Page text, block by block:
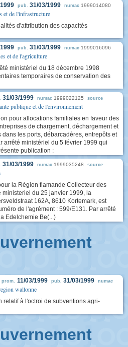
pub. 31/03/1999 numac 1999014080
et de l'infrastructure
d'attribution des capacités
pub. 31/03/1999 numac 1999016096
et de l'agriculture
ministériel du 18 décembre 1998
temporaires de conservation des
31/03/1999 numac 1999022125 source
publique et de l'environnement
pour allocations familiales en faveur des
de chargement, déchargement et
les ports, débarcadères, entrepôts et
arrêté ministériel du 5 février 1999 qui
publication :
31/03/1999 numac 1999035248 source
la Région flamande Collecteur des
ministeriel du 25 janvier 1999, la
162A, 8610 Kortemark, est
de l'agrément : 599/E131. Par arrêté
Edelchemie Be(...)
prom. 11/03/1999 pub. 31/03/1999 numac
wallonne
relatif à l'octroi de subventions agri-